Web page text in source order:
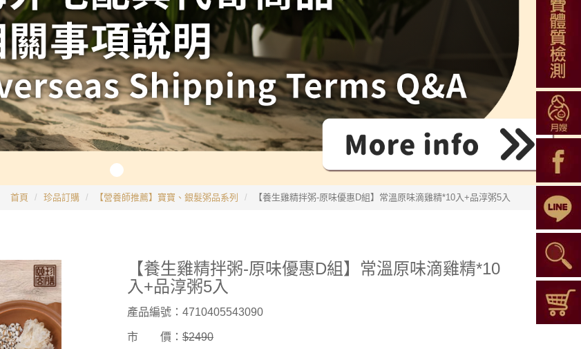
影片分享
號
30日坐月子調養套組
我的訂單 隱私權聲明 配送方式
常見問題
退換貨說明
Soup Blend
Functional Herbal Tea
首頁 珍品訂購 【營養師推薦】寶寶、銀髮粥品系列 【養生雞精拌粥-原味優惠D組】常溫原味滴雞精*10入+品淳粥5入
【養生雞精拌粥-原味優惠D組】常溫原味滴雞精*10
入+品淳粥5入
產品編號：4710405543090
市 價： $2490